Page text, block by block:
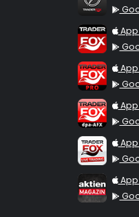
TraderFoxApp
TraderFoxApp
TraderFoxApp
TraderFoxApp
TraderFoxApp